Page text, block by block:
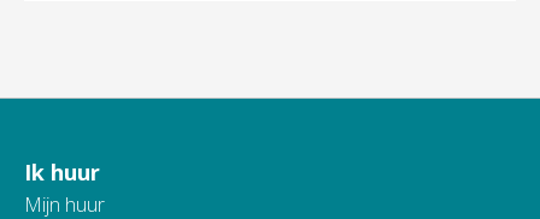
Contactinformatie
Ik huur
Mijn huur